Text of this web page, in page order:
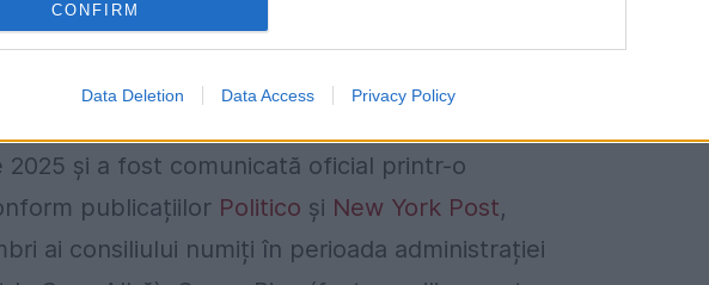
CONFIRM
Data Deletion Data Access Privacy Policy
combaterii antisemitismului și
mandatului lui
a atins cote alarmante.
și a fost comunicată oficial printr-o
publicațiilor Politico și New York Post,
ai consiliului numiți în perioada administrației